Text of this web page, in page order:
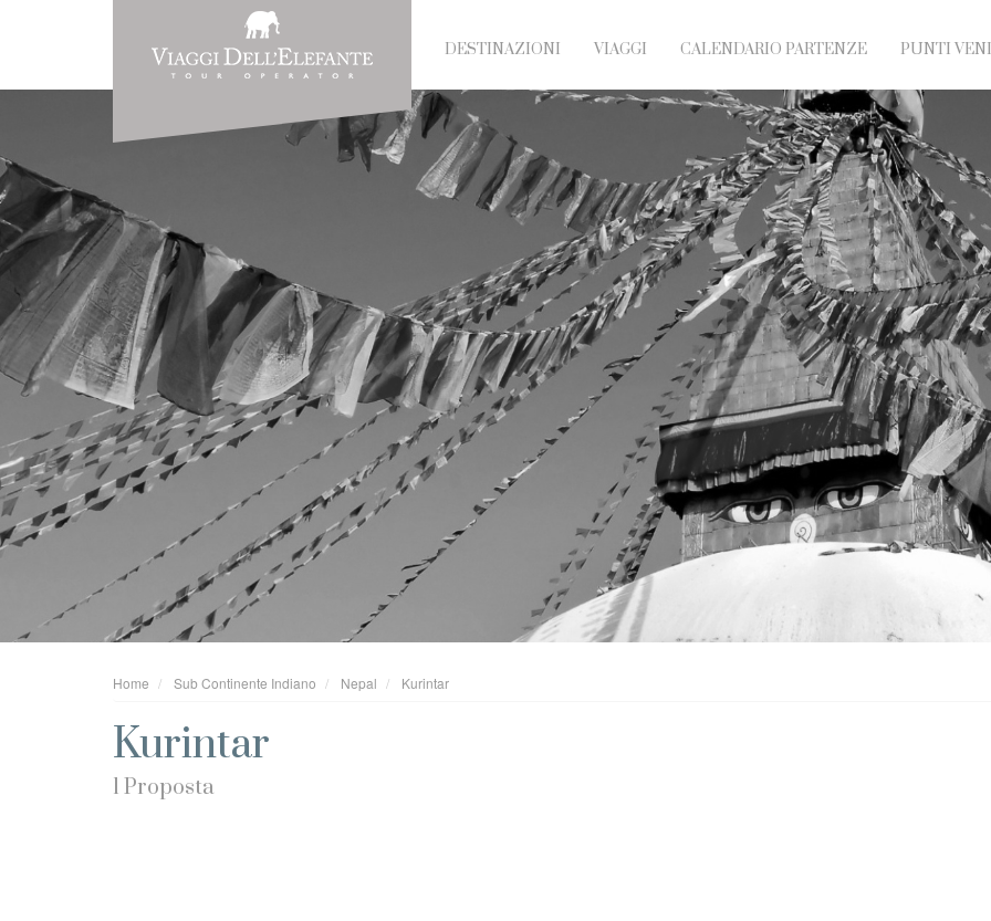
DESTINAZIONI VIAGGI CALENDARIO PARTENZE PUNTI
Home Sub Continente Indiano Nepal Kurintar
Kurintar
1 Proposta